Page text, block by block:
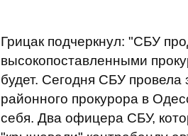
Грицак подчеркнул: "СБУ
высокопоставленными
будет. Сегодня СБУ
районного прокурора в
себя. Два офицера СБУ,